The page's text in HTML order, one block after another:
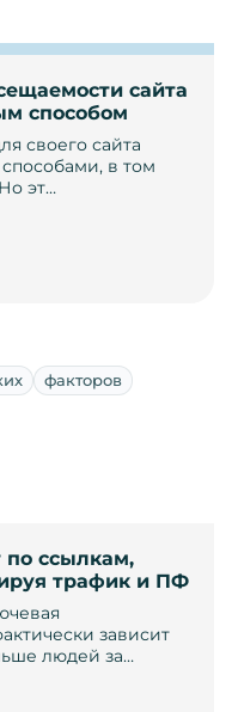
сайта
способом
своего сайта
в том
эт…
факторов
по ссылкам,
трафик и ПФ
зависит
людей за…